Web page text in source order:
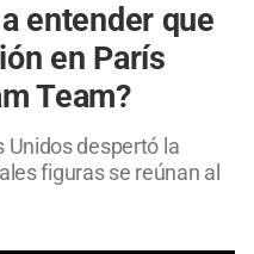
entender que
en París
Team?
Unidos despertó la
figuras se reúnan al